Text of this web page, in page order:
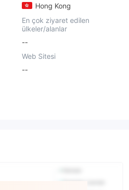
Hong Kong
En çok ziyaret edilen
ülkeler/alanlar
--
Web Sitesi
--